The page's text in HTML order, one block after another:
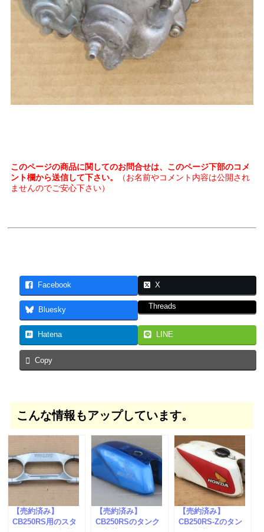
このページの商品に関してのお問合せは、このページ下部のコメ
ント欄から送信して下さい。
（お名前やコメント内容は公開され
ませんのでご安心下さい）
Facebook X
Bluesky Threads
Hatena LINE
Copy
こんな情報もアップしています。
【売約済み】
CB250RS用のスタ
【売約済み】
CB250RSのタンク
【売約済み】
CB250RS-Zのタン